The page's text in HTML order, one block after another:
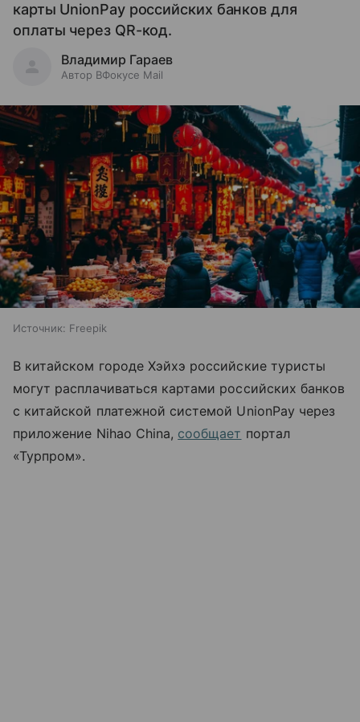
карты UnionPay российских банков для
оплаты через QR-код.
Владимир Гараев
Автор ВФокусе Mail
Источник: Freepik
В китайском городе Хэйхэ российские туристы
могут расплачиваться картами российских банков
с китайской платежной системой UnionPay через
приложение Nihao China, сообщает портал
«Турпром».